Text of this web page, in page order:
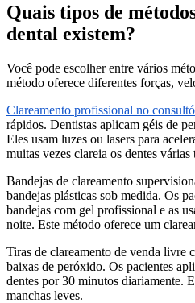
Quais tipos de
dental existem?
Você pode escolher entre vários
método oferece diferentes forças,
Clareamento profissional no
rápidos. Dentistas aplicam géis de
Eles usam luzes ou lasers para
muitas vezes clareia os dentes várias
Bandejas de clareamento
bandejas plásticas sob medida. Os
bandejas com gel profissional e as
noite. Este método oferece um
Tiras de clareamento de venda livre
baixas de peróxido. Os pacientes
dentes por 30 minutos diariamente.
manchas leves.